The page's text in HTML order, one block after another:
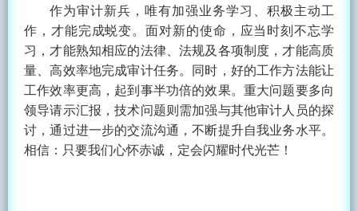
作为审计新兵，唯有加强业务学习、积极主动工
作，才能完成蜕变。面对新的使命，应当时刻不忘学
习，才能熟知相应的法律、法规及各项制度，才能高质
量、高效率地完成审计任务。同时，好的工作方法能让
工作效率更高，起到事半功倍的效果。重大问题要多向
领导请示汇报，技术问题则需加强与其他审计人员的探
讨，通过进一步的交流沟通，不断提升自我业务水平。
相信：只要我们心怀赤诚，定会闪耀时代光芒！